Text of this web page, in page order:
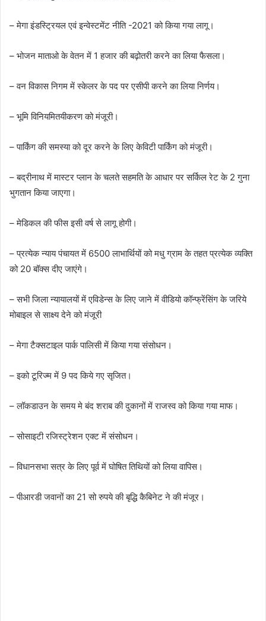
– मेगा इंडस्ट्रियल एवं इन्वेस्टमेंट नीति -2021 को किया गया लागू।
– भोजन माताओ के वेतन में 1 हजार की बढ़ोतरी करने का लिया फैसला।
– वन विकास निगम में स्केलर के पद पर एसीपी करने का लिया निर्णय।
– भूमि विनियमितयीकरण को मंजूरी।
– पार्किंग की समस्या को दूर करने के लिए केविटी पार्किंग को मंजूरी।
– बद्रीनाथ में मास्टर प्लान के चलते सहमति के आधार पर सर्किल रेट के 2 गुना
भुगतान किया जाएगा।
– मेडिकल की फीस इसी वर्ष से लागू होगी।
– प्रत्येक न्याय पंचायत में 6500 लाभार्थियों को मधु ग्राम के तहत प्रत्येक व्यक्ति
को 20 बॉक्स दीए जाएंगे।
– सभी जिला न्यायालयों में एविडेन्स के लिए जाने में वीडियो कॉन्फ्रेंसिंग के जरिये
मोबाइल से साक्ष्य देने को मंजूरी
– मेगा टैक्सटाइल पार्क पालिसी में किया गया संसोधन।
– इको टूरिज्म में 9 पद किये गए सृजित।
– लॉकडाउन के समय मे बंद शराब की दुकानों में राजस्व को किया गया माफ।
– सोसाइटी रजिस्ट्रेशन एक्ट में संसोधन।
– विधानसभा सत्र के लिए पूर्व में घोषित तिथियों को लिया वापिस।
– पीआरडी जवानों का 21 सो रुपये की बृद्धि कैबिनेट ने की मंजूर।